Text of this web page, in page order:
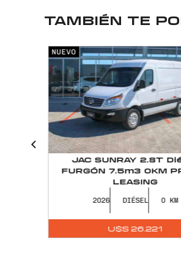
TAMBIÉN TE
JAC SUNRAY 2.8T
FURGÓN 7.5m3 0KM
LEASING
2026 DIÉSEL 0
U$S26.221
NUEVO